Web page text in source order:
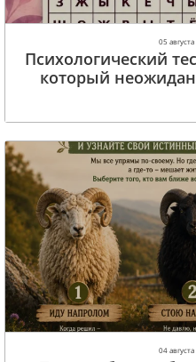
05
Психологический
который
04